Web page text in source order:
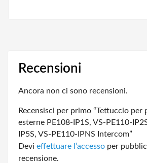
Recensioni
Ancora non ci sono recensioni.
Recensisci per primo “Tettuccio per
esterne PE108-IP1S, VS-PE110-
IP5S, VS-PE110-IPNS Intercom”
Devi effettuare l’accesso per
recensione.